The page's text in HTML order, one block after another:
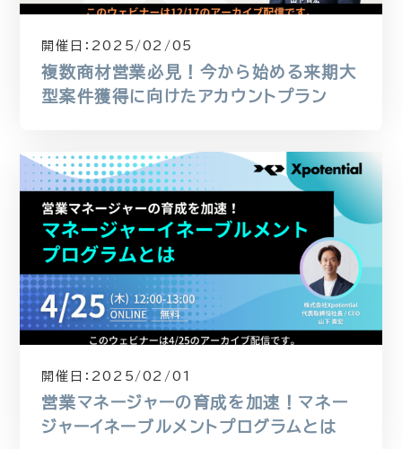
開催日： 2025/02/05
複数商材営業必見！今から始める来期大
型案件獲得に向けたアカウントプラン
開催日： 2025/02/01
営業マネージャーの育成を加速！マネー
ジャーイネーブルメントプログラムとは